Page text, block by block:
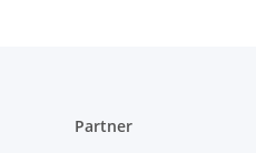
Partner